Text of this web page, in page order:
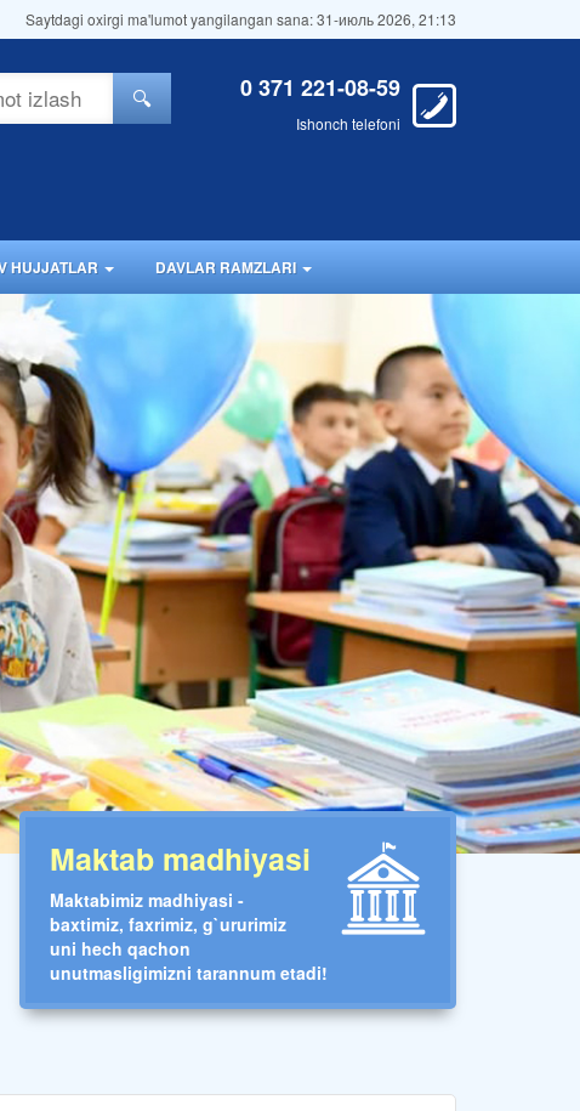
Saytdagi oxirgi ma'lumot yangilangan sana: 31-июль 2026, 21:13
0 371 221-08-59
Ishonch telefoni
🔍
HUJJATLAR DAVLAR RAMZLARI
Maktab madhiyasi
Maktabimiz madhiyasi -
baxtimiz, faxrimiz, g`ururimiz
uni hech qachon
unutmasligimizni tarannum etadi!